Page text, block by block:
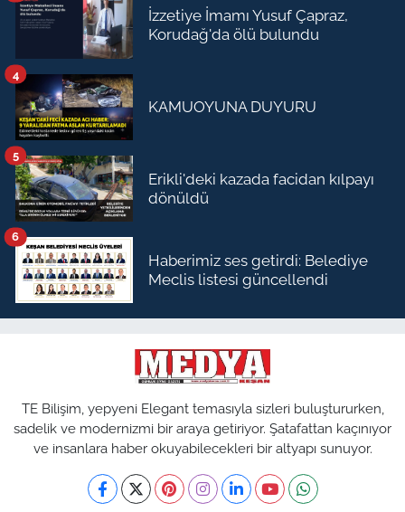
İzzetiye İmamı Yusuf Çapraz,
Korudağ'da ölü bulundu
KAMUOYUNA DUYURU
4
Erikli'deki kazada facidan kılpayı
dönüldü
5
Haberimiz ses getirdi: Belediye
Meclis listesi güncellendi
6
TE Bilişim, yepyeni Elegant temasıyla sizleri buluştururken,
sadelik ve modernizmi bir araya getiriyor. Şatafattan kaçınıyor
ve insanlara haber okuyabilecekleri bir altyapı sunuyor.